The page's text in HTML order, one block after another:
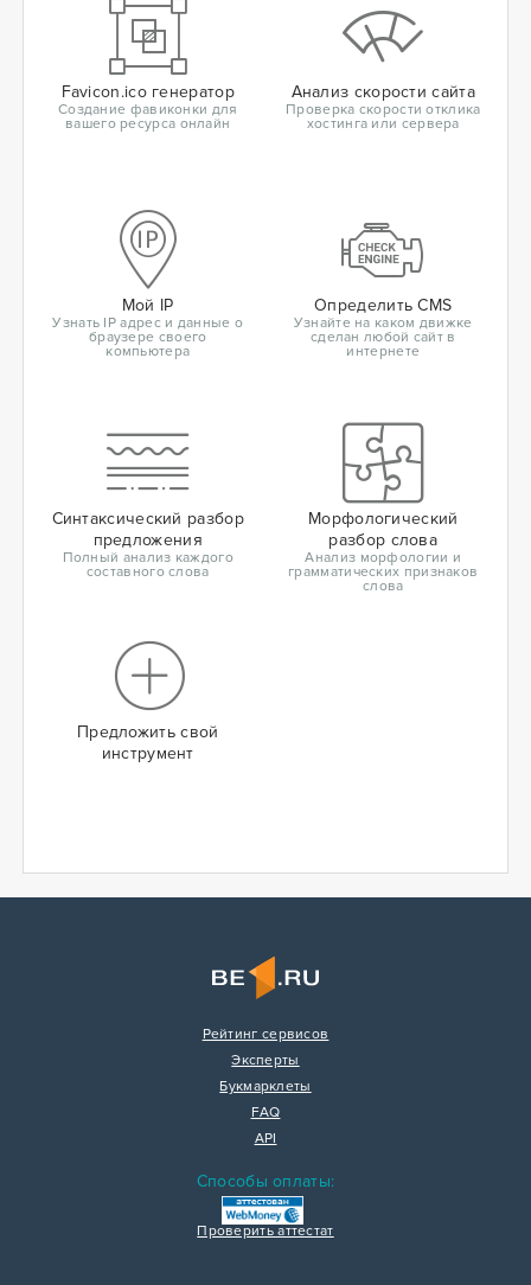
Favicon.ico генератор
Создание фавиконки для
вашего ресурса онлайн
Анализ скорости сайта
Проверка скорости отклика
хостинга или сервера
Мой IP
Узнать IP адрес и данные о
браузере своего
компьютера
Определить CMS
Узнайте на каком движке
сделан любой сайт в
интернете
Синтаксический разбор
предложения
Полный анализ каждого
составного слова
Морфологический
разбор слова
Анализ морфологии и
грамматических признаков
слова
Предложить свой
инструмент
Рейтинг сервисов
Эксперты
Букмарклеты
FAQ
API
Способы оплаты:
Проверить аттестат